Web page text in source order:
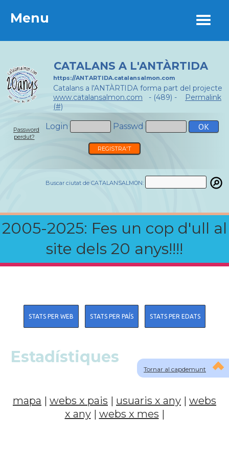
Menu
CATALANS A L'ANTÀRTIDA
https://ANTARTIDA.catalansalmon.com
Catalans a l'ANTÀRTIDA forma part del projecte
www.catalansalmon.com - (489) -
Permalink
(#)
Login Passwd
Password
perdut?
REGISTRA'T
Buscar ciutat de CATALANSALMON:
2005-2025: Fes un cop d'ull al
site dels 20 anys!!!!
Menu
Tornar al capdemunt
STATS PER WEB STATS PER PAÍS STATS PER EDATS
Estadístiques
mapa | webs x pais | usuaris x any | webs
x any| webs x mes |